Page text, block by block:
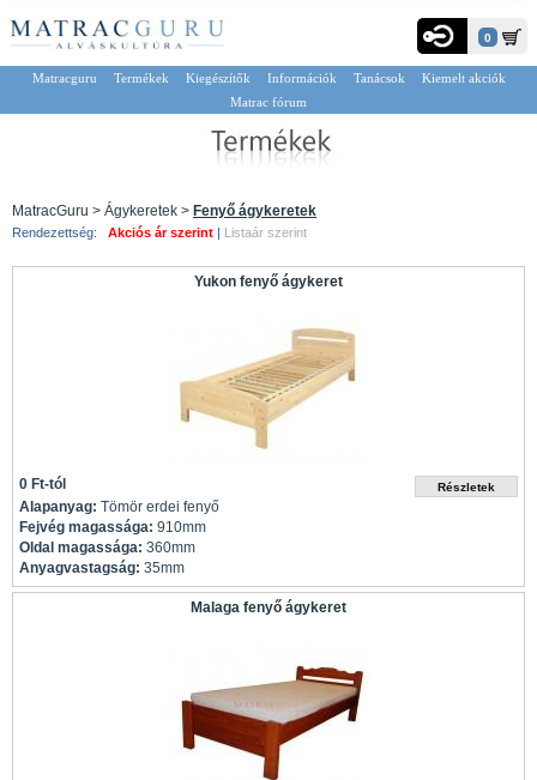
0
Matracguru Termékek Kiegészítők Információk Tanácsok
Kiemelt akciók
Matrac fórum
MatracGuru > Ágykeretek > Fenyő ágykeretek
Rendezettség: Akciós ár szerint | Listaár szerint
Yukon fenyő ágykeret
0 Ft-tól
Alapanyag: Tömör erdei fenyő
Fejvég magassága: 910mm
Oldal magassága: 360mm
Anyagvastagság: 35mm
Malaga fenyő ágykeret